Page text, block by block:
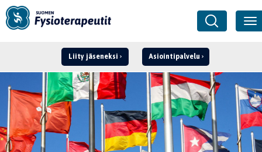
Liity jäseneksi Asiointipalvelu
Kirjaudu ›